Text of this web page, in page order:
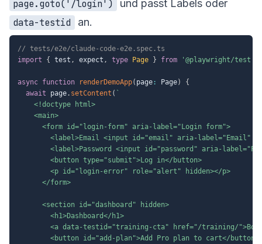
page.goto('/login')
und passt Labels oder
data-testid
an.
// tests/e2e/claude-code-e2e.spec.ts
import
{ test , expect , type Page } from '@playwright/test'
async function renderDemoApp( page : Page)
{
await page. setContent ( `
    <!doctype html>
    <main>
      <form id="login-form" aria-label="Login form">
<label>Email <input id="email" aria-label="Email" /
<label>Password <input id="password" aria-
        <button type="submit">Log in</button>
        <p id="login-error" role="alert" hidden></p>
      </form>
      <section id="dashboard" hidden>
        <h1>Dashboard</h1>
<a data-testid="training-cta" href="/training/
        <button id="add-plan">Add Pro plan to cart</button>